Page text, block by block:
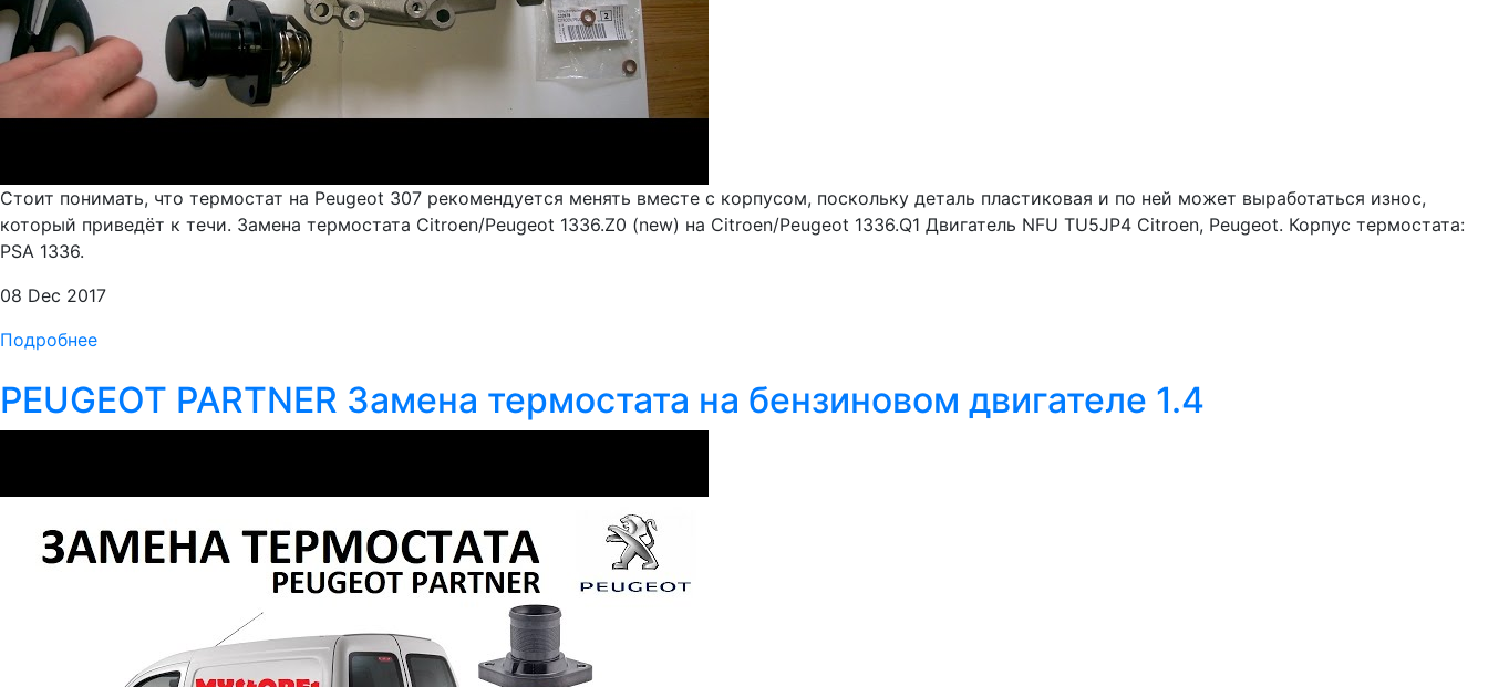
Стоит понимать, что термостат на Peugeot 307 рекомендуется менять вместе с корпусом, поскольку деталь пластиковая и по ней может выработаться износ,
который приведёт к течи. Замена термостата Citroen/Peugeot 1336.Z0 (new) на Citroen/Peugeot 1336.Q1 Двигатель NFU TU5JP4 Citroen, Peugeot. Корпус термостата:
PSA 1336.
08 Dec 2017
Подробнее
PEUGEOT PARTNER Замена термостата на бензиновом двигателе 1.4